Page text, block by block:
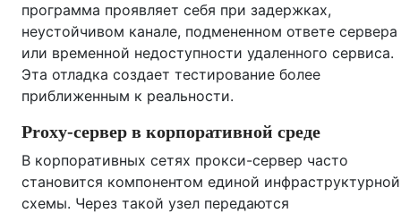
программа проявляет себя при задержках,
неустойчивом канале, подмененном ответе сервера
или временной недоступности удаленного сервиса.
Эта отладка создает тестирование более
приближенным к реальности.
Proxy-сервер в корпоративной среде
В корпоративных сетях прокси-сервер часто
становится компонентом единой инфраструктурной
схемы. Через такой узел передаются